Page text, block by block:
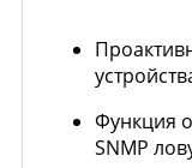
Функция
SNMP